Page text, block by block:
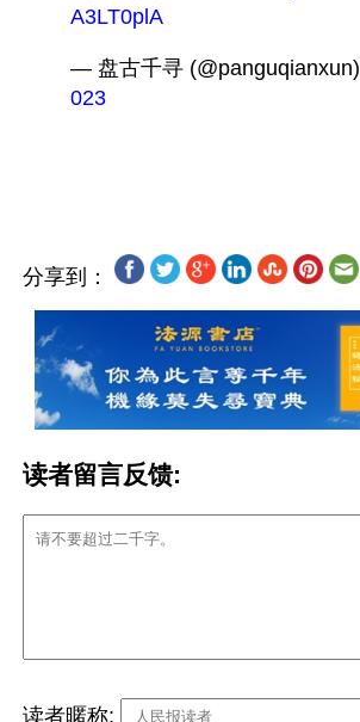
A3LT0plA
— 盘古千寻 (@panguqianxun)
023
分享到：
读者留言反馈:
读者暱称: